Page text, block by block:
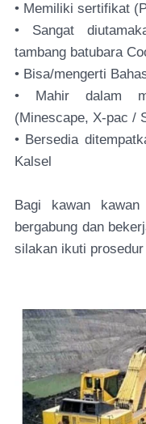
• Memiliki sertifikat
• Sangat
tambang batubara
• Bisa/mengerti
• Mahir dalam
(Minescape, X-pac /
• Bersedia
Kalsel
Bagi kawan
bergabung dan
silakan ikuti